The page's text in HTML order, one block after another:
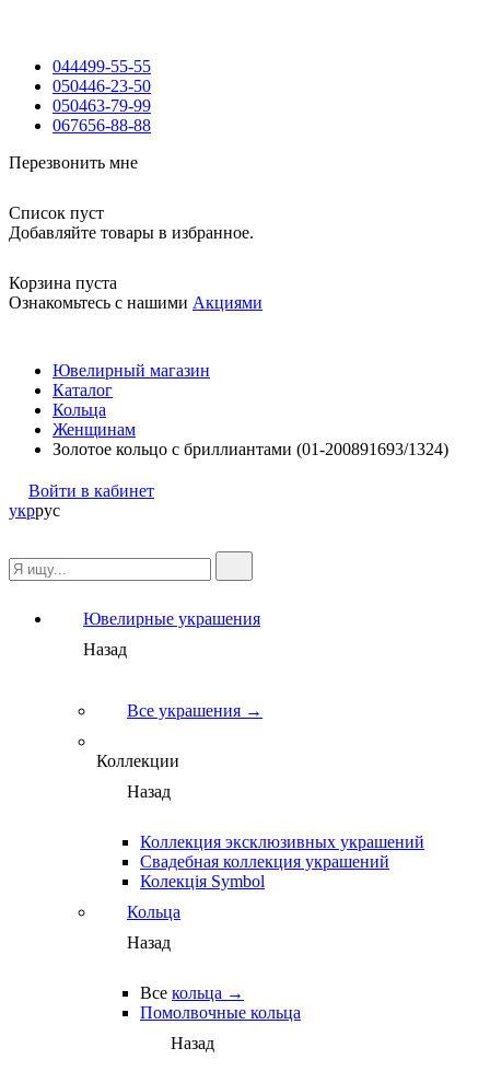
044499-55-55
050446-23-50
050463-79-99
067656-88-88
Перезвонить мне
Список пуст
Добавляйте товары в избранное.
Корзина пуста
Ознакомьтесь с нашими Акциями
Ювелирный магазин
Каталог
Кольца
Женщинам
Золотое кольцо с бриллиантами (01-200891693/1324)
Войти в кабинет
укррус
Ювелирные украшения
Назад
Все украшения →
Коллекции
Назад
Коллекция эксклюзивных украшений
Свадебная коллекция украшений
Колекція Symbol
Кольца
Назад
Все кольца →
Помолвочные кольца
Назад